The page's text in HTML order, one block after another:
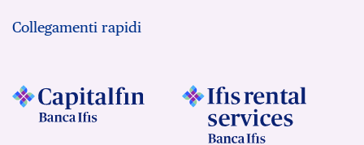
Collegamenti rapidi